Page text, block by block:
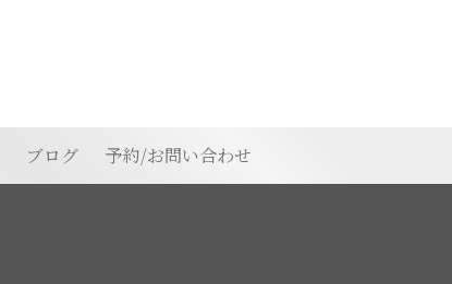
ブログ 予約/お問い合わせ